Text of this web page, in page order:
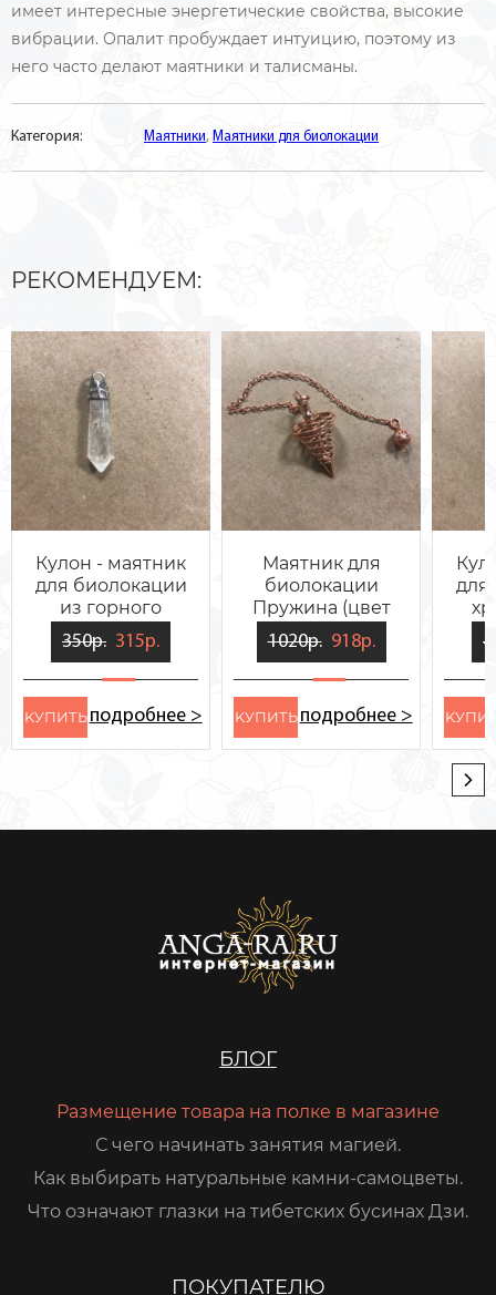
имеет интересные энергетические свойства, высокие
вибрации. Опалит пробуждает интуицию, поэтому из
него часто делают маятники и талисманы.
Категория: Маятники, Маятники для биолокации
РЕКОМЕНДУЕМ:
Кулон - маятник
для биолокации
из горного
хрусталя Призма
350р. 315р.
KУПИТЬ подробнее >
Маятник для
биолокации
Пружина (цвет
медный)
1020р. 918р.
KУПИТЬ подробнее >
для
БЛОГ
Размещение товара на полке в магазине
С чего начинать занятия магией.
Как выбирать натуральные камни-самоцветы.
Что означают глазки на тибетских бусинах Дзи.
ПОКУПАТЕЛЮ